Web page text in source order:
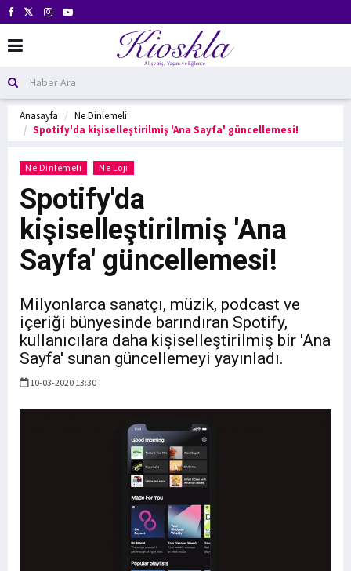
Anasayfa
Ne Dinlemeli
Spotify'da kişiselleştirilmiş 'Ana Sayfa' güncellemesi!
Ne Dinlemeli Ne Loji
Spotify'da
kişiselleştirilmiş 'Ana
Sayfa' güncellemesi!
Milyonlarca sanatçı, müzik, podcast ve
içeriği bünyesinde barındıran Spotify,
kullanıcılara daha kişiselleştirilmiş bir 'Ana
Sayfa' sunan güncellemeyi yayınladı.
10-03-2020 13:30